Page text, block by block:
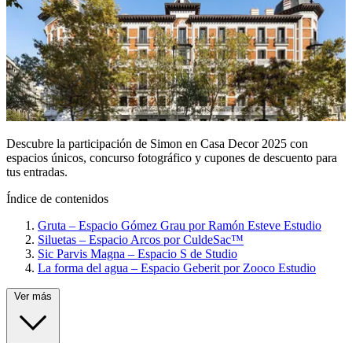
Descubre la participación de Simon en Casa Decor 2025 con
espacios únicos, concurso fotográfico y cupones de descuento para
tus entradas.
Índice de contenidos
Gruta – Espacio Gómez Grau por Ramón Esteve Estudio
Siluetas – Espacio Arcos por CuldeSac™
Sic Parvis Magna – Espacio S de Studio
La forma del agua – Espacio Geberit por Zooco Estudio